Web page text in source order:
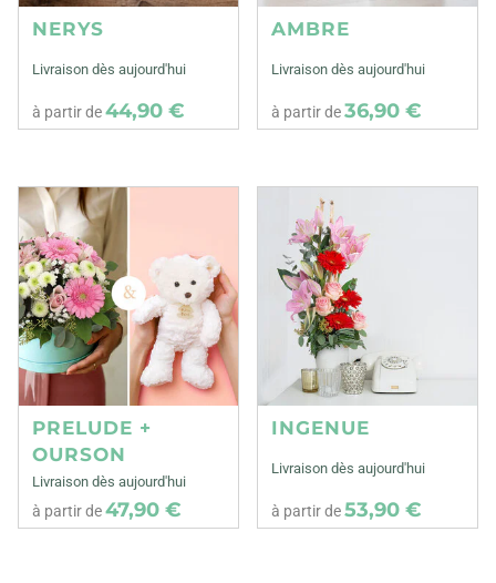
NERYS
Livraison dès aujourd'hui
à partir de44,90 €
AMBRE
Livraison dès aujourd'hui
à partir de36,90 €
PRELUDE +
OURSON
Livraison dès aujourd'hui
à partir de47,90 €
INGENUE
Livraison dès aujourd'hui
à partir de53,90 €